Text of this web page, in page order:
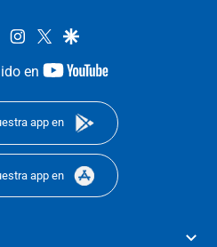
facebookinstagram
twittergoogle
en
youtube-
app en
app en